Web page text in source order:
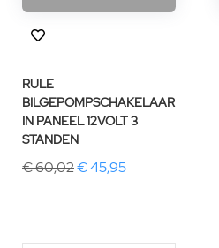
RULE
BILGEPOMPSCHAKELAAR
IN PANEEL 12VOLT 3
STANDEN
€ 60,02€ 45,95